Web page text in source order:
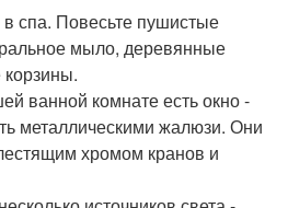
спа. Повесьте пушистые
мыло, деревянные
ванной комнате есть окно -
металлическими жалюзи. Они
хромом кранов и